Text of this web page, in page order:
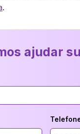
.
ajudar